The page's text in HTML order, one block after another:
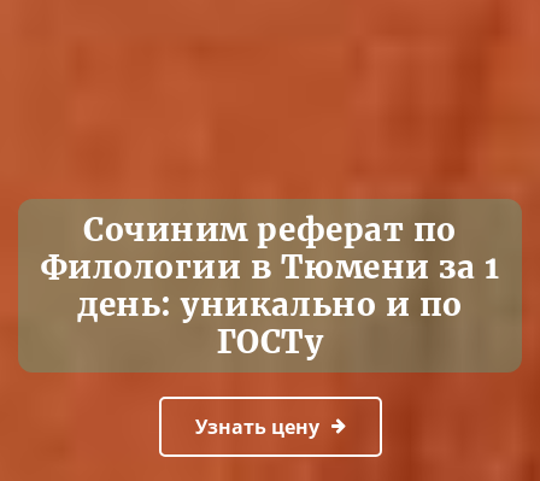
Сочиним реферат по
Филологии в Тюмени за 1
день: уникально и по
ГОСТу
Узнать цену